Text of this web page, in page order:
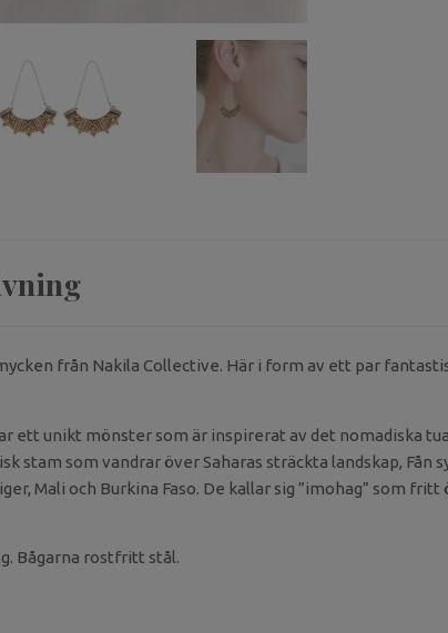
från Nakila Collective. Här i form av ett par
ett unikt mönster som är inspirerat av det nomadiska
stam som vandrar över Saharas sträckta landskap, Fån
Mali och Burkina Faso. De kallar sig ”imohag” som
Bågarna rostfritt stål.